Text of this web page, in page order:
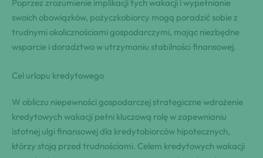
Poprzez zrozumienie implikacji tych wakacji i wypełnianie
swoich obowiązków, pożyczkobiorcy mogą poradzić sobie z
trudnymi okolicznościami gospodarczymi, mając niezbędne
wsparcie i doradztwo w utrzymaniu stabilności finansowej.
Cel urlopu kredytowego
W obliczu niepewności gospodarczej strategiczne wdrożenie
kredytowych wakacji pełni kluczową rolę w zapewnianiu
istotnej ulgi finansowej dla kredytobiorców hipotecznych,
którzy stoją przed trudnościami. Celem kredytowych wakacji